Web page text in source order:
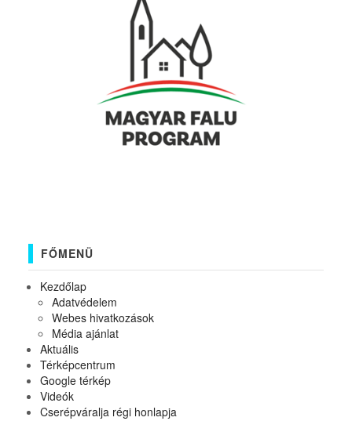
FŐMENÜ
Kezdőlap
Adatvédelem
Webes hivatkozások
Média ajánlat
Aktuális
Térképcentrum
Google térkép
Videók
Cserépváralja régi honlapja